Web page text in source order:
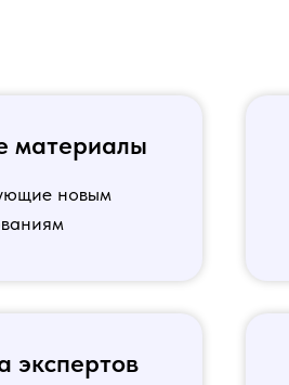
материалы
новым
экспертов